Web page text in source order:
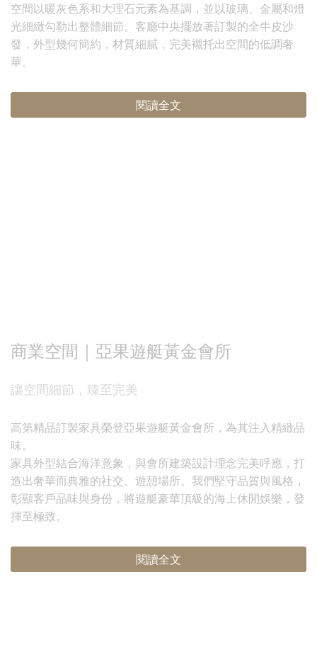
空間以暖灰色系和大理石元素為基調，並以玻璃、金屬和燈
光細緻勾勒出整體細節。客廳中央擺放著訂製的全牛皮沙
發，外型幾何簡約，材質細膩，完美襯托出空間的低調奢
華。
閱讀全文
商業空間｜亞果遊艇黃金會所
讓空間細節，臻至完美
高第精品訂製家具榮登亞果遊艇黃金會所，為其注入精緻品
味。
家具外型結合海洋意象，與會所建築設計理念完美呼應，打
造出奢華而典雅的社交、遊憩場所。我們堅守品質與風格，
彰顯客戶品味與身份，將遊艇豪華頂級的海上休閒娛樂，發
揮至極致。
閱讀全文